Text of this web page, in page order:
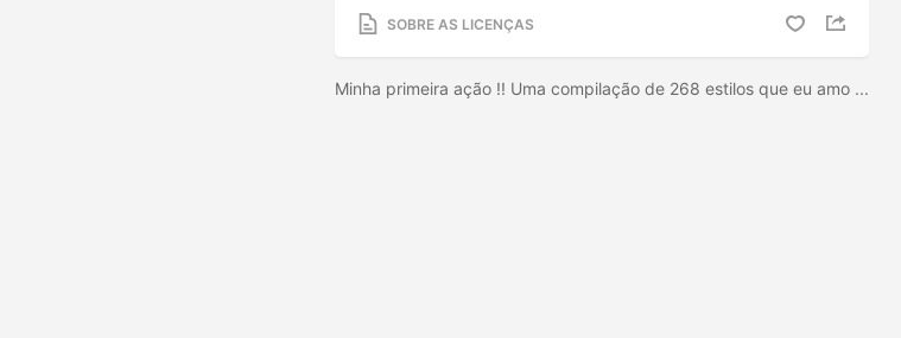
SOBRE AS LICENÇAS
Minha primeira ação !! Uma compilação de 268 estilos que eu amo ...